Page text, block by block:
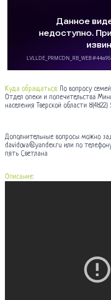
Куда обращаться: По вопросу
Отдел опеки и попечительства
населения Тверской области 8(4822)
Дополнительные вопросы можно
davidova@yandex.ru или по
пять Светлана
Описание: